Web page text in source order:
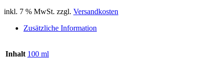
inkl. 7 % MwSt. zzgl. Versandkosten
Zusätzliche Information
Inhalt 100 ml